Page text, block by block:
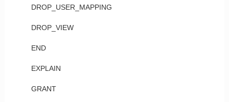
DROP_USER_MAPPING
DROP_VIEW
END
EXPLAIN
GRANT